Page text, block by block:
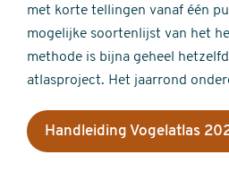
met korte tellingen vanaf één
mogelijke soortenlijst van het
methode is bijna geheel
atlasproject. Het jaarrond
Handleiding Vogelatlas